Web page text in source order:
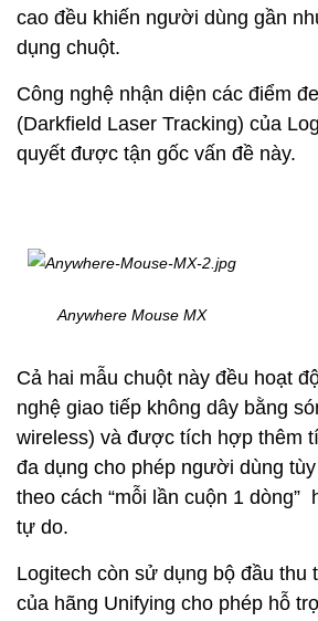
cao đều khiến người dùng gần
dụng chuột.
Công nghệ nhận diện các điểm
(Darkfield Laser Tracking) của
quyết được tận gốc vấn đề này.
Anywhere Mouse MX
Cả hai mẫu chuột này đều hoạt
nghệ giao tiếp không dây bằng
wireless) và được tích hợp thêm
đa dụng cho phép người dùng
theo cách “mỗi lần cuộn 1 dòng”
tự do.
Logitech còn sử dụng bộ đầu thu
của hãng Unifying cho phép hỗ